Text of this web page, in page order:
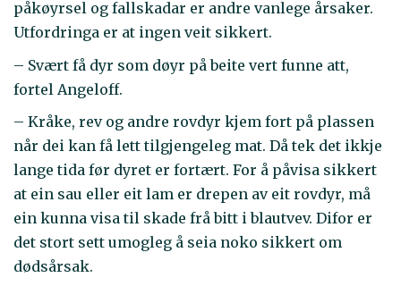
påkøyrsel og fallskadar er andre vanlege årsaker.
Utfordringa er at ingen veit sikkert.
– Svært få dyr som døyr på beite vert funne att,
fortel Angeloff.
– Kråke, rev og andre rovdyr kjem fort på plassen
når dei kan få lett tilgjengeleg mat. Då tek det ikkje
lange tida før dyret er fortært. For å påvisa sikkert
at ein sau eller eit lam er drepen av eit rovdyr, må
ein kunna visa til skade frå bitt i blautvev. Difor er
det stort sett umogleg å seia noko sikkert om
dødsårsak.